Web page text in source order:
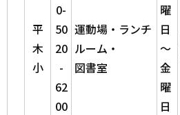
平
木
小
0-
50
20
-
62
00
運動場・ランチ
ルーム・
図書室
曜
日
～
金
曜
日